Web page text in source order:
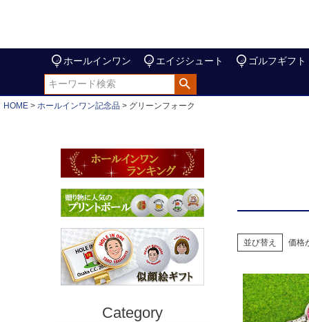
ホールインワン エイジシュート ゴルフギフト
HOME ホールインワン記念品 グリーンフォーク
Category
並び替え 価格